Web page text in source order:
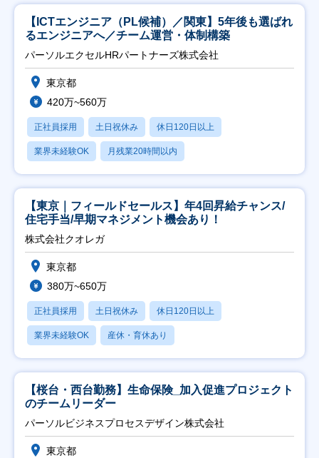
【ICTエンジニア（PL候補）／関東】5年後も選ばれ
るエンジニアへ／チーム運営・体制構築
パーソルエクセルHRパートナーズ株式会社
東京都
420万~560万
正社員採用 土日祝休み 休日120日以上
業界未経験OK 月残業20時間以内
【東京｜フィールドセールス】年4回昇給チャンス/
住宅手当/早期マネジメント機会あり！
株式会社クオレガ
東京都
380万~650万
正社員採用 土日祝休み 休日120日以上
業界未経験OK 産休・育休あり
【桜台・西台勤務】生命保険_加入促進プロジェクト
のチームリーダー
パーソルビジネスプロセスデザイン株式会社
東京都